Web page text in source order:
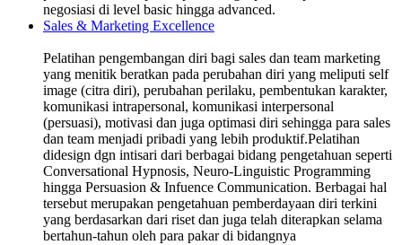
negosiasi di level basic hingga advanced.
Sales & Marketing Excellence
Pelatihan pengembangan diri bagi sales dan team marketing
yang menitik beratkan pada perubahan diri yang meliputi self
image (citra diri), perubahan perilaku, pembentukan karakter,
komunikasi intrapersonal, komunikasi interpersonal
(persuasi), motivasi dan juga optimasi diri sehingga para sales
dan team menjadi pribadi yang lebih produktif.Pelatihan
didesign dgn intisari dari berbagai bidang pengetahuan seperti
Conversational Hypnosis, Neuro-Linguistic Programming
hingga Persuasion & Infuence Communication. Berbagai hal
tersebut merupakan pengetahuan pemberdayaan diri terkini
yang berdasarkan dari riset dan juga telah diterapkan selama
bertahun-tahun oleh para pakar di bidangnya